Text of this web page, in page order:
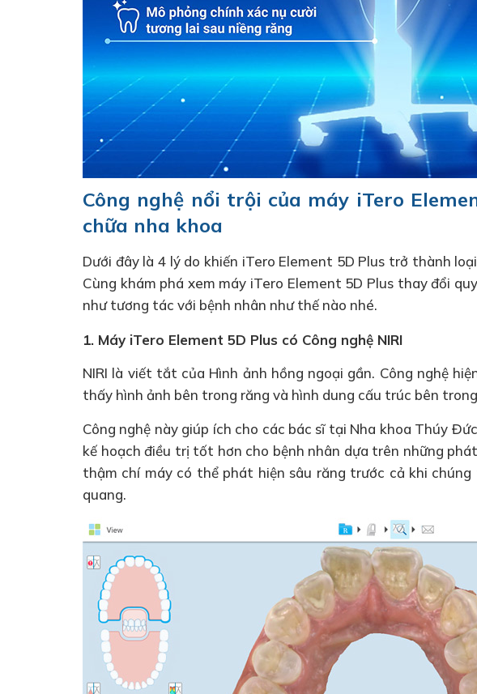
Công nghệ nổi trội của máy iTero
chữa nha khoa
Dưới đây là 4 lý do khiến iTero Element 5D Plus trở thành
Cùng khám phá xem máy iTero Element 5D Plus thay đổi
như tương tác với bệnh nhân như thế nào nhé.
1. Máy iTero Element 5D Plus có Công nghệ NIRI
NIRI là viết tắt của Hình ảnh hồng ngoại gần. Công nghệ
thấy hình ảnh bên trong răng và hình dung cấu trúc bên
Công nghệ này giúp ích cho các bác sĩ tại Nha khoa Thúy
kế hoạch điều trị tốt hơn cho bệnh nhân dựa trên những
thậm chí máy có thể phát hiện sâu răng trước cả khi
quang.